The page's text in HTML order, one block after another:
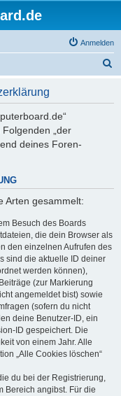
Anmelden
„der
deines Foren-
Arten gesammelt:
Besuch des Boards
die dein Browser als
den einzelnen Aufrufen des
sind die aktuelle ID deiner
werden können),
(zur Markierung
angemeldet bist) sowie
(sofern du nicht
deine Benutzer-ID, ein
ID gespeichert. Die
von einem Jahr. Alle
„Alle Cookies löschen“
du bei der Registrierung,
Bereich angibst. Für die